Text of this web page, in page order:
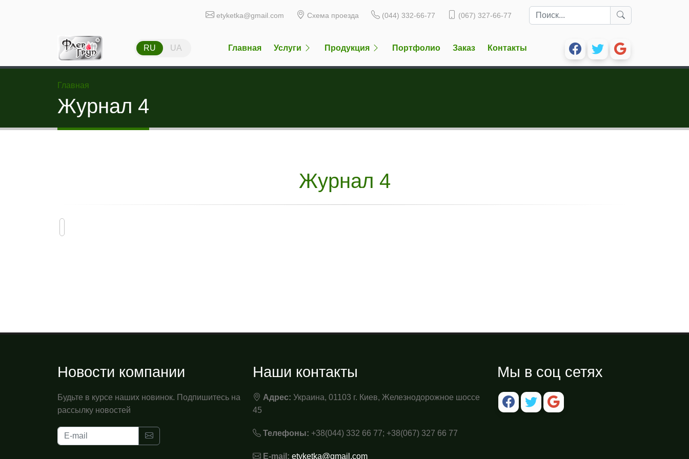
etyketka@gmail.com Схема проезда (044) 332-66-77 (067) 327-66-77
RU UA Главная Услуги Продукция Портфолио Заказ Контакты
Главная
Журнал 4
Журнал 4
Новости компании
Будьте в курсе наших новинок. Подпишитесь на
рассылку новостей
Наши контакты
Адрес: Украина, 01103 г. Киев, Железнодорожное шоссе
45
Телефоны: +38(044) 332 66 77; +38(067) 327 66 77
E-mail: etyketka@gmail.com
Мы в соц сетях